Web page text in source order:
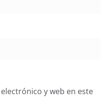
y web en este